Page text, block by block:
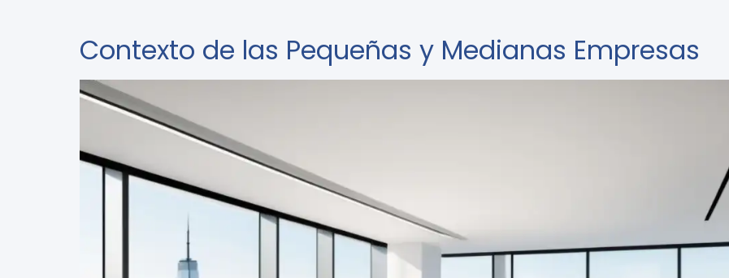
Contexto de las Pequeñas y Medianas Empresas